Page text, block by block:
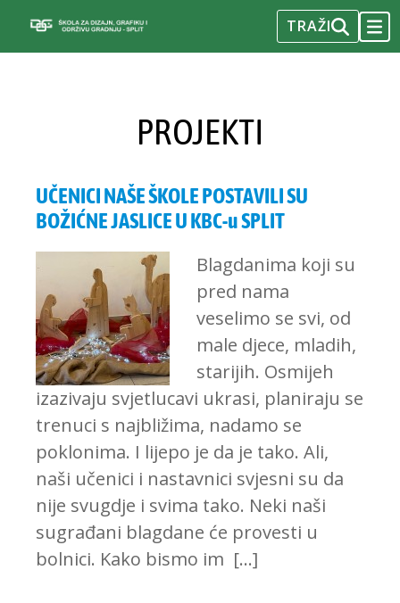
TRAŽI
10 15 16
17 18 19 20 21 22 23
PROJEKTI
UČENICI NAŠE ŠKOLE POSTAVILI SU
BOŽIĆNE JASLICE U KBC-u SPLIT
Blagdanima koji su
pred nama
veselimo se svi, od
male djece, mladih,
starijih. Osmijeh
izazivaju svjetlucavi ukrasi, planiraju se
trenuci s najbližima, nadamo se
poklonima. I lijepo je da je tako. Ali,
naši učenici i nastavnici svjesni su da
nije svugdje i svima tako. Neki naši
sugrađani blagdane će provesti u
bolnici. Kako bismo im […]